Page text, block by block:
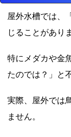
屋外水槽では、
じることがあり
特にメダカや金
たのでは？」と
実際、屋外では
ません。